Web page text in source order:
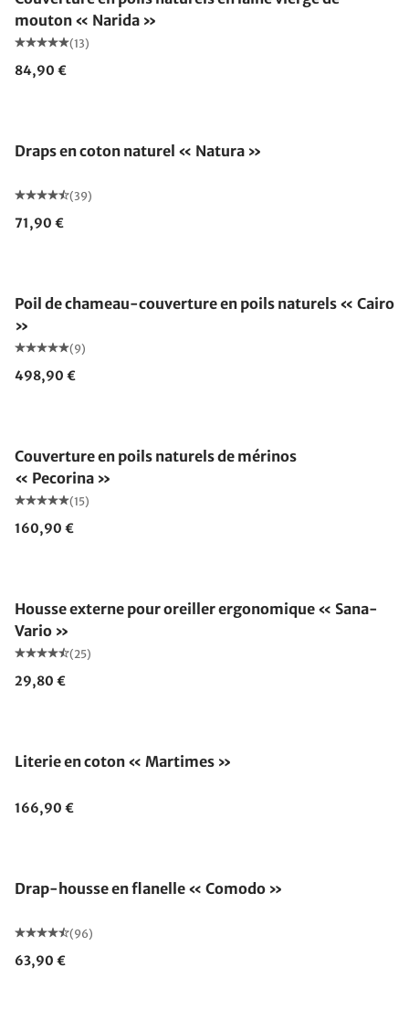
mouton « Narida »
(13)
84,90 €
Draps en coton naturel « Natura »
(39)
71,90 €
Poil de chameau-couverture en poils naturels « Cairo
»
(9)
498,90 €
Couverture en poils naturels de mérinos
« Pecorina »
(15)
160,90 €
Housse externe pour oreiller ergonomique « Sana-
Vario »
(25)
29,80 €
Literie en coton « Martimes »
166,90 €
Drap-housse en flanelle « Comodo »
(96)
63,90 €